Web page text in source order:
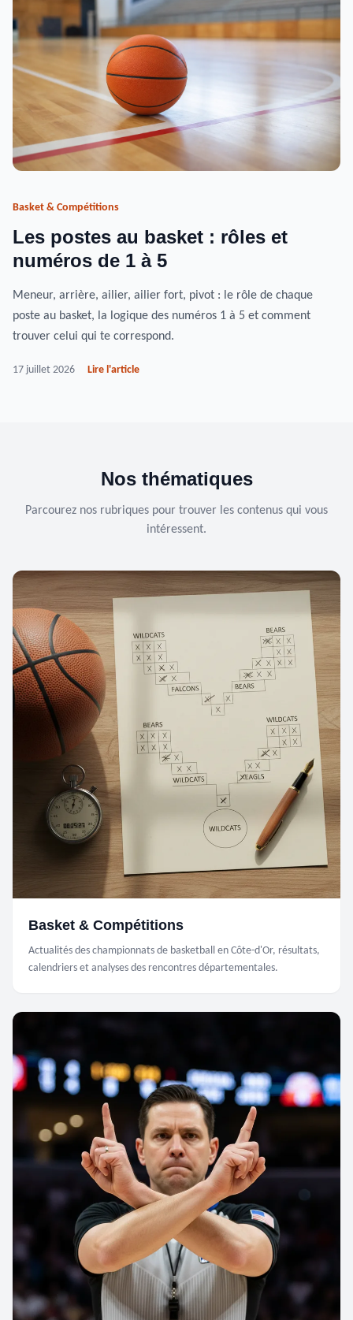
Basket & Compétitions
Les postes au basket : rôles et
numéros de 1 à 5
Meneur, arrière, ailier, ailier fort, pivot : le rôle de chaque
poste au basket, la logique des numéros 1 à 5 et comment
trouver celui qui te correspond.
17 juillet 2026 Lire l'article
Nos thématiques
Parcourez nos rubriques pour trouver les contenus qui vous
intéressent.
Basket & Compétitions
Actualités des championnats de basketball en Côte-d'Or, résultats,
calendriers et analyses des rencontres départementales.